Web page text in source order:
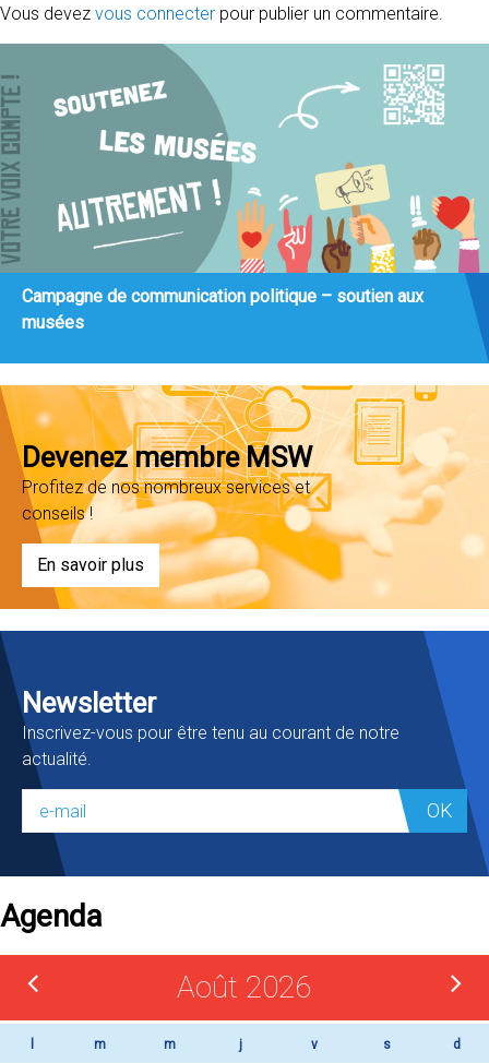
Vous devez vous connecter pour publier un commentaire.
Campagne de communication politique – soutien aux
musées
Devenez membre MSW
Profitez de nos nombreux services et
conseils !
En savoir plus
Newsletter
Inscrivez-vous pour être tenu au courant de notre
actualité.
OK
Agenda
Août 2026
m m j v s d